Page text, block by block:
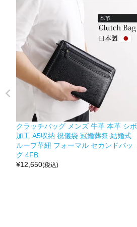
クラッチバッグ メンズ 牛革 本革 シボ
加工 A5収納 祝儀袋 冠婚葬祭 結婚式
ループ革紐 フォーマル セカンドバッ
グ 4FB
¥12,650(税込)